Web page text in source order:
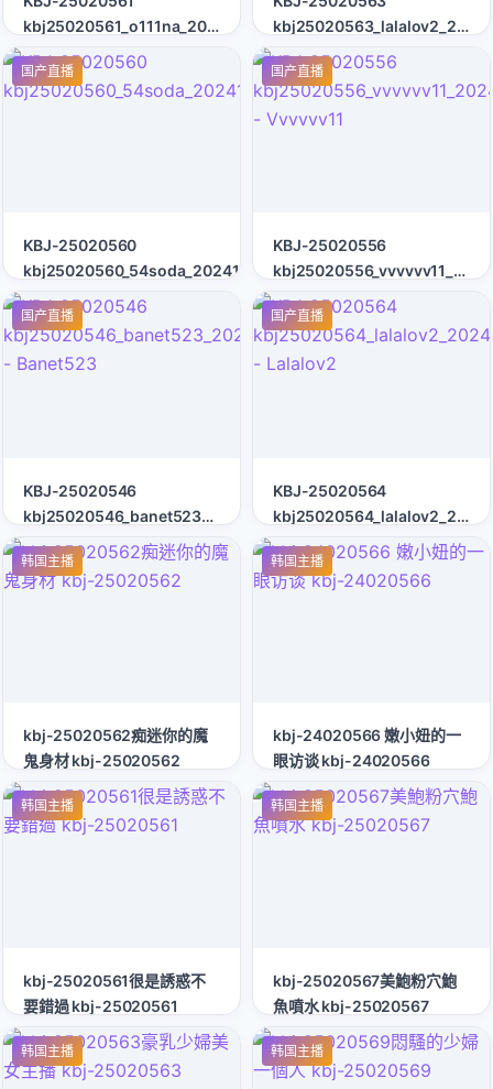
kbj25020561_o111na_20241212
- O111na
- Lalalov2
国产直播
KBJ-25020560
kbj25020560_54soda_20241212
国产直播
KBJ-25020556
- Vvvvvv11
国产直播
KBJ-25020546
kbj25020546_banet523_20241212
- Banet523
国产直播
KBJ-25020564
- Lalalov2
韩国主播
kbj-25020562痴迷你的魔
鬼身材 kbj-25020562
韩国主播
kbj-24020566 嫩小妞的一
眼访谈 kbj-24020566
韩国主播
kbj-25020561很是誘惑不
要錯過 kbj-25020561
韩国主播
kbj-25020567美鮑粉穴鮑
魚噴水 kbj-25020567
韩国主播 韩国主播